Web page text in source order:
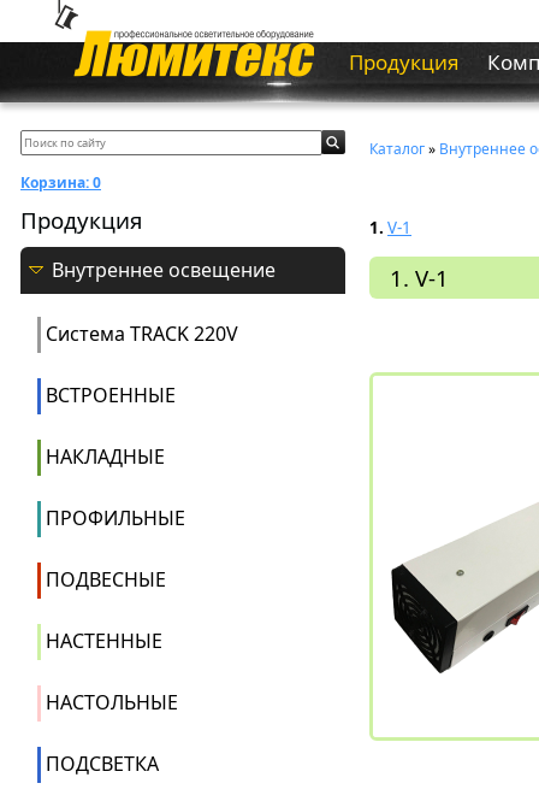
Продукция
Корзина:0
Продукция
Внутреннее освещение
Система ТRACK 220V
ВСТРОЕННЫЕ
НАКЛАДНЫЕ
ПРОФИЛЬНЫЕ
ПОДВЕСНЫЕ
НАСТЕННЫЕ
НАСТОЛЬНЫЕ
ПОДСВЕТКА
Каталог» Внутреннее
1. V-1
1. V-1